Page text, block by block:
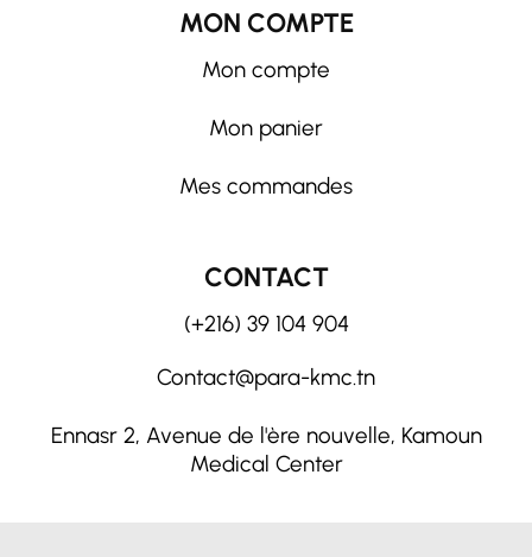
MON COMPTE
Mon compte
Mon panier
Mes commandes
CONTACT
(+216) 39 104 904
Contact@para-kmc.tn
Ennasr 2, Avenue de l'ère nouvelle, Kamoun
Medical Center